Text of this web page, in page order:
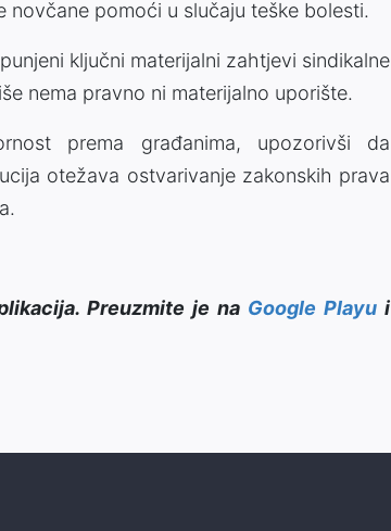
novčane pomoći u slučaju teške bolesti.
ključni materijalni zahtjevi sindikalne
nema pravno ni materijalno uporište.
prema građanima, upozorivši da
otežava ostvarivanje zakonskih prava
Preuzmite je na Google Playui